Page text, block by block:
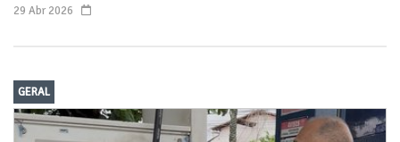
29 Abr 2026
GERAL